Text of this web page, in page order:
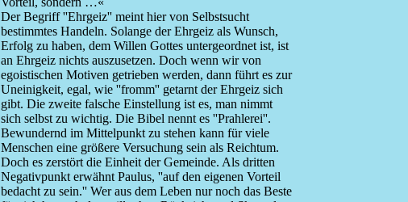
Der Begriff ''Ehrgeiz'' meint hier von Selbstsucht
bestimmtes Handeln. Solange der Ehrgeiz als Wunsch,
Erfolg zu haben, dem Willen Gottes untergeordnet ist, ist
an Ehrgeiz nichts auszusetzen. Doch wenn wir von
egoistischen Motiven getrieben werden, dann führt es zur
Uneinigkeit, egal, wie ''fromm'' getarnt der Ehrgeiz sich
gibt. Die zweite falsche Einstellung ist es, man nimmt
sich selbst zu wichtig. Die Bibel nennt es ''Prahlerei''.
Bewundernd im Mittelpunkt zu stehen kann für viele
Menschen eine größere Versuchung sein als Reichtum.
Doch es zerstört die Einheit der Gemeinde. Als dritten
Negativpunkt erwähnt Paulus, ''auf den eigenen Vorteil
bedacht zu sein.'' Wer aus dem Leben nur noch das Beste